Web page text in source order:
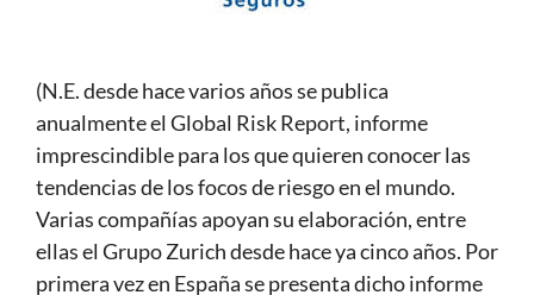
(N.E. desde hace varios años se publica
anualmente el Global Risk Report, informe
imprescindible para los que quieren conocer las
tendencias de los focos de riesgo en el mundo.
Varias compañías apoyan su elaboración, entre
ellas el Grupo Zurich desde hace ya cinco años. Por
primera vez en España se presenta dicho informe